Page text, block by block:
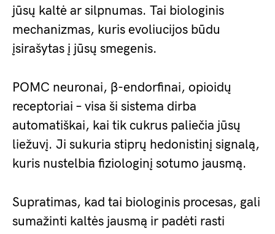
jūsų kaltė ar silpnumas. Tai biologinis
mechanizmas, kuris evoliucijos būdu
įsirašytas į jūsų smegenis.
POMC neuronai, β-endorfinai, opioidų
receptoriai – visa ši sistema dirba
automatiškai, kai tik cukrus paliečia jūsų
liežuvį. Ji sukuria stiprų hedonistinį signalą,
kuris nustelbia fiziologinį sotumo jausmą.
Supratimas, kad tai biologinis procesas, gali
sumažinti kaltės jausmą ir padėti rasti